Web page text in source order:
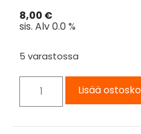
8,00 €
sis. Alv 0.0 %
5 varastossa
Lisää